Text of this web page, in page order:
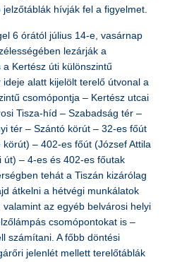
hívják fel a figyelmet.
6 órától július 14-e, vasárnap
lezárják a
Kertész úti különszintű
alatt kijelölt terelő útvonal a
csomópontja – Kertész utcai
Tisza-híd – Szabadság tér –
tér – Szántó körút – 32-es főút
– 402-es főút (József Attila
út) – 4-es és 402-es főutak
tehát a Tiszán kizárólag
átkelni a hétvégi munkálatok
az egyéb belvárosi helyi
csomópontokat is –
számítani. A főbb döntési
jelenlét mellett terelőtáblák